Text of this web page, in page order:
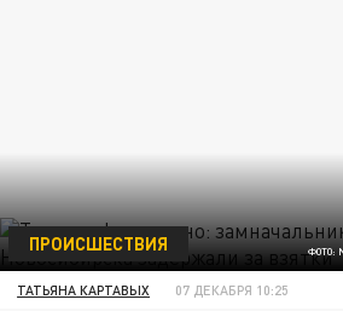
ФОТО:
ПРОИСШЕСТВИЯ
ТАТЬЯНА КАРТАВЫХ 07 ДЕКАБРЯ 10:25